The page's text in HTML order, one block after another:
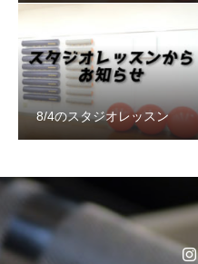
8/4のスタジオレッスン